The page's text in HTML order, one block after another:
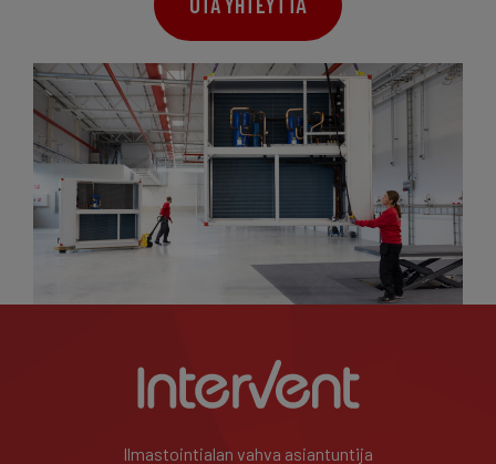
Ilmastointialan vahva asiantuntija